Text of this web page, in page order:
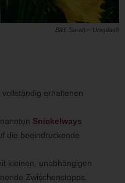
Bild: Sarah – Unsplash
erhaltenen
Snickelways
die beeindruckende
kleinen, unabhängigen
Zwischenstopps.